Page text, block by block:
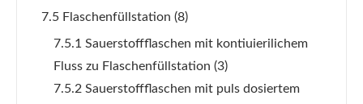
7.5 Flaschenfüllstation (8)
7.5.1 Sauerstoffflaschen mit kontiuierilichem
Fluss zu Flaschenfüllstation (3)
7.5.2 Sauerstoffflaschen mit puls dosiertem